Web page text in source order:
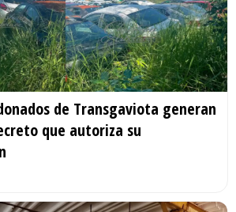
de Transgaviota generan
que autoriza su